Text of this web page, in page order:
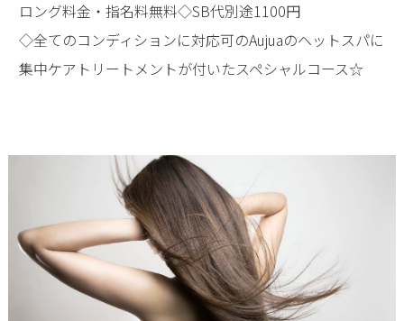
ロング料金・指名料無料◇SB代別途1100円
◇全てのコンディションに対応可のAujuaのヘットスパに
集中ケアトリートメントが付いたスペシャルコース☆